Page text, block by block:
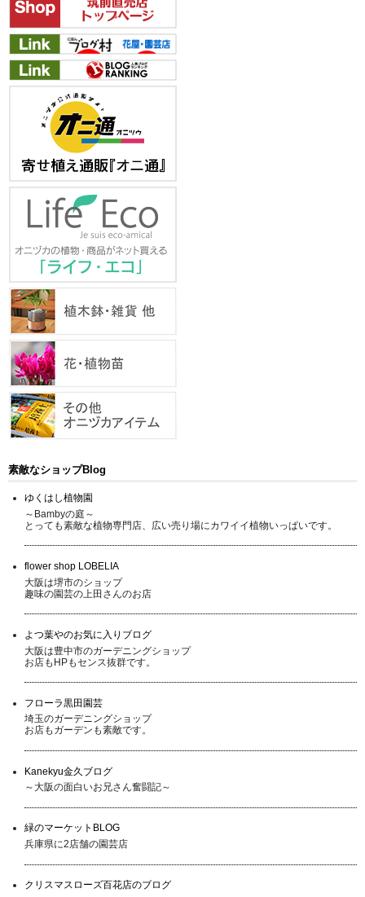
素敵なショップBlog
ゆくはし植物園
～Bambyの庭～
とっても素敵な植物専門店、広い売り場にカワイイ植物いっぱいです。
flower shop LOBELIA
大阪は堺市のショップ
趣味の園芸の上田さんのお店
よつ葉やのお気に入りブログ
大阪は豊中市のガーデニングショップ
お店もHPもセンス抜群です。
フローラ黒田園芸
埼玉のガーデニングショップ
お店もガーデンも素敵です。
Kanekyu金久ブログ
～大阪の面白いお兄さん奮闘記～
緑のマーケットBLOG
兵庫県に2店舗の園芸店
クリスマスローズ百花店のブログ